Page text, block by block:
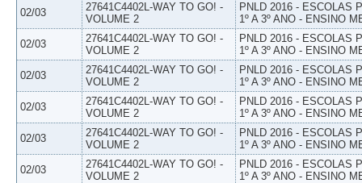
02/03
27641C4402L-WAY TO GO! -
VOLUME 2
PNLD 2016 - ESCOLAS
1º A 3º ANO - ENSINO
02/03
27641C4402L-WAY TO GO! -
VOLUME 2
PNLD 2016 - ESCOLAS
1º A 3º ANO - ENSINO
02/03
27641C4402L-WAY TO GO! -
VOLUME 2
PNLD 2016 - ESCOLAS
1º A 3º ANO - ENSINO
02/03
27641C4402L-WAY TO GO! -
VOLUME 2
PNLD 2016 - ESCOLAS
1º A 3º ANO - ENSINO
02/03
27641C4402L-WAY TO GO! -
VOLUME 2
PNLD 2016 - ESCOLAS
1º A 3º ANO - ENSINO
02/03
27641C4402L-WAY TO GO! -
VOLUME 2
PNLD 2016 - ESCOLAS
1º A 3º ANO - ENSINO